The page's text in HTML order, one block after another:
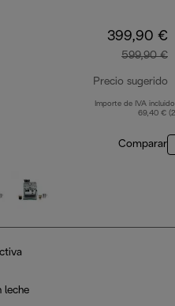
399,90 €
599,90 €
Precio sugerido
Importe de IVA
69,40 €
Comparar
leche